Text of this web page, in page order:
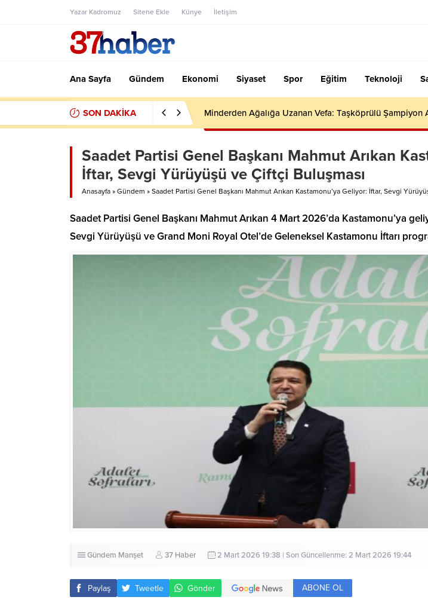
Yazar Kadromuz Sitene Ekle Künye İletişim
Ana Sayfa Gündem Ekonomi Siyaset Spor Eğitim Teknoloji
SON DAKİKA Minderden Ağalığa Uzanan Vefa: Taşköprülü Şampiyon
Saadet Partisi Genel Başkanı Mahmut Arıkan
İftar, Sevgi Yürüyüşü ve Çiftçi Buluşması
Anasayfa » Gündem » Saadet Partisi Genel Başkanı Mahmut Arıkan Kastamonu’ya Geliyor: İftar, Sevgi
Saadet Partisi Genel Başkanı Mahmut Arıkan 4 Mart 2026’da Kastamonu’ya
Sevgi Yürüyüşü ve Grand Moni Royal Otel’de Geleneksel Kastamonu İftarı
Gündem Manşet 37 Haber 2 Mart 2026 19:38 | Son Güncellenme: 2 Mart 2026 19:44
Paylaş Tweetle Gönder ABONE OL